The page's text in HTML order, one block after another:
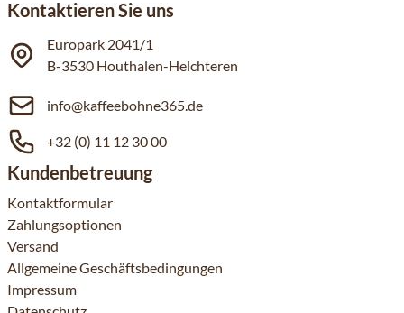
Kontaktieren Sie uns
Europark 2041/1
B-3530 Houthalen-Helchteren
info@kaffeebohne365.de
+32 (0) 11 12 30 00
Kundenbetreuung
Kontaktformular
Zahlungsoptionen
Versand
Allgemeine Geschäftsbedingungen
Impressum